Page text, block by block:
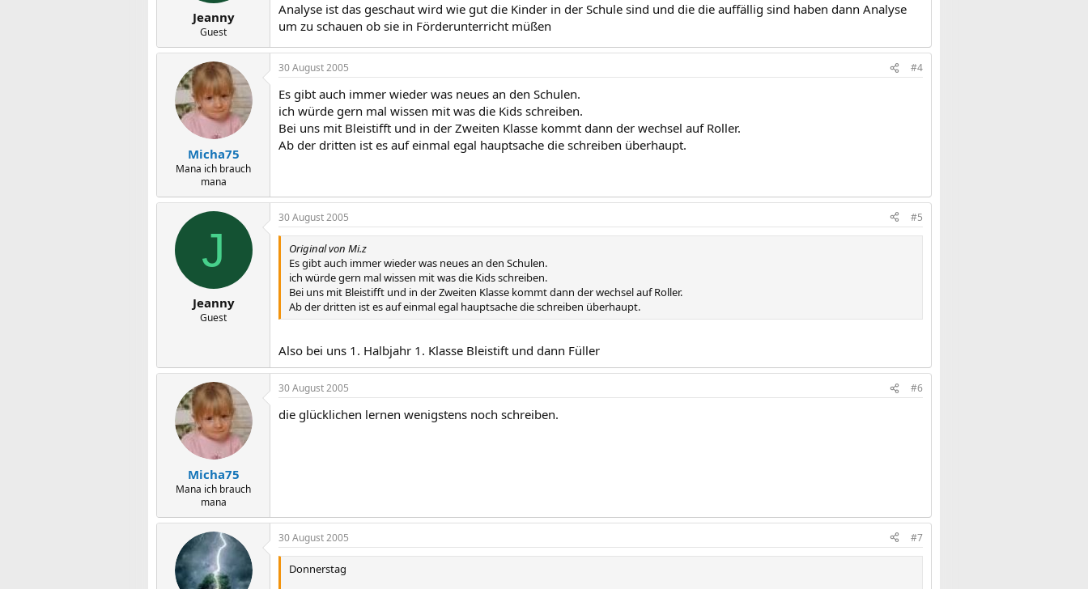
Jeanny
Guest
Analyse ist das geschaut wird wie gut die Kinder in der Schule sind und die die auffällig sind haben dann Analyse
um zu schauen ob sie in Förderunterricht müßen
Micha75
Mana ich brauch
mana
30 August 2005 #4
Es gibt auch immer wieder was neues an den Schulen.
ich würde gern mal wissen mit was die Kids schreiben.
Bei uns mit Bleistifft und in der Zweiten Klasse kommt dann der wechsel auf Roller.
Ab der dritten ist es auf einmal egal hauptsache die schreiben überhaupt.
J
Jeanny
Guest
30 August 2005 #5
Original von Mi.z
Es gibt auch immer wieder was neues an den Schulen.
ich würde gern mal wissen mit was die Kids schreiben.
Bei uns mit Bleistifft und in der Zweiten Klasse kommt dann der wechsel auf Roller.
Ab der dritten ist es auf einmal egal hauptsache die schreiben überhaupt.
Also bei uns 1. Halbjahr 1. Klasse Bleistift und dann Füller
Micha75
Mana ich brauch
mana
30 August 2005 #6
die glücklichen lernen wenigstens noch schreiben.
30 August 2005 #7
Donnerstag